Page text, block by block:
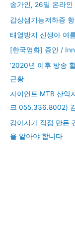
송가인, 26일 온라
갑상샘기능저하증
태열방지 신생아 여
[한국영화] 증인 /
‘2020년 이후 방송
근황
자이언트 MTB 산악
크 055.336.8002)
강아지가 직접 만든
을 알아야 합니다